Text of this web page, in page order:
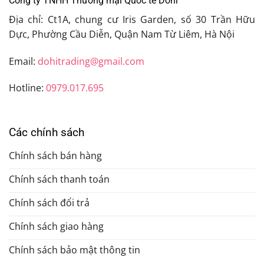
Địa chỉ: Ct1A, chung cư Iris Garden, số 30 Trần Hữu
Dực, Phường Cầu Diễn, Quận Nam Từ Liêm, Hà Nội
Email: dohitrading@gmail.com
Hotline: 0979.017.695
Các chính sách
Chính sách bán hàng
Chính sách thanh toán
Chính sách đổi trả
Chính sách giao hàng
Chính sách bảo mật thông tin